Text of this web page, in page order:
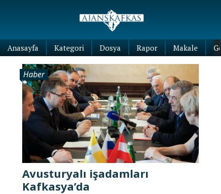
Anasayfa Kategori Dosya Rapor Makale
Haber
Avusturyalı işadamları
Kafkasya’da